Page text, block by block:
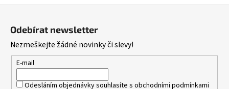
Odebírat newsletter
Nezmeškejte žádné novinky či slevy!
E-mail
Odesláním objednávky souhlasíte s obchodními podmínkami